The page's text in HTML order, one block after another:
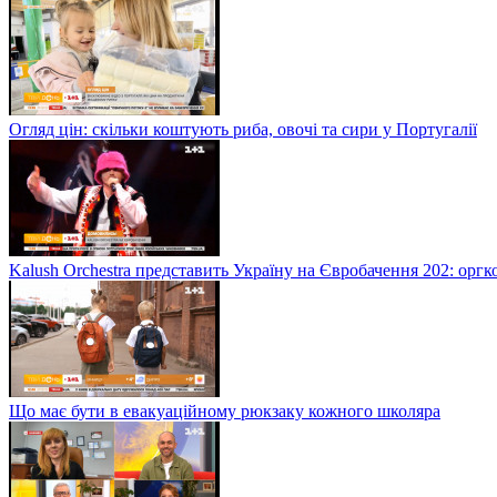
Огляд цін: скільки коштують риба, овочі та сири у Португалії
Kalush Orchestra представить Україну на Євробачення 202:
Що має бути в евакуаційному рюкзаку кожного школяра